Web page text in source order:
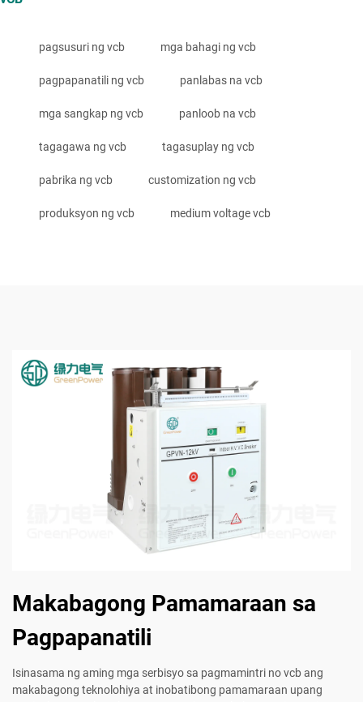
pagsusuri ng vcb mga bahagi ng vcb
pagpapanatili ng vcb panlabas na vcb
mga sangkap ng vcb panloob na vcb
tagagawa ng vcb tagasuplay ng vcb
pabrika ng vcb customization ng vcb
produksyon ng vcb medium voltage vcb
Makabagong Pamamaraan sa
Pagpapanatili
Isinasama ng aming mga serbisyo sa pagmamintri no vcb ang
makabagong teknolohiya at inobatibong pamamaraan upang